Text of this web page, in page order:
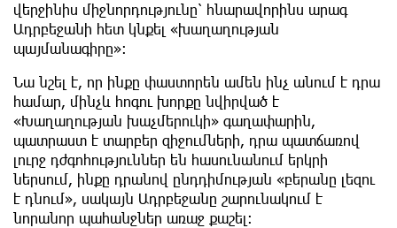
վերջինիս միջնորդությունը՝ հնարավորինս արագ
Ադրբեջանի հետ կնքել «խաղաղության
պայմանագիրը»:
Նա նշել է, որ ինքը փաստորեն ամեն ինչ անում է դրա
համար, մինչև հոգու խորքը նվիրված է
«Խաղաղության խաչմերուկի» գաղափարին,
պատրաստ է տարբեր զիջումների, դրա պատճառով
լուրջ դժգոհություններ են հասունանում երկրի
ներսում, ինքը դրանով ընդդիմության «բերանը լեզու
է դնում», սակայն Ադրբեջանը շարունակում է
նորանոր պահանջներ առաջ քաշել: